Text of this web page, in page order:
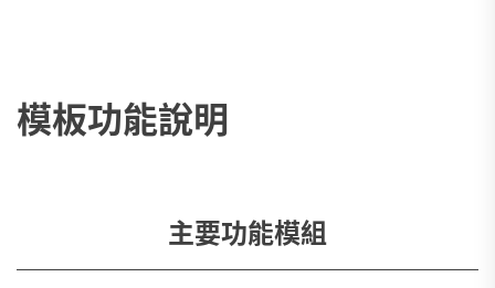
模板功能說明
主要功能模組